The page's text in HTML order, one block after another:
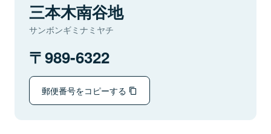
三本木南谷地
サンボンギミナミヤチ
989-6322
郵便番号をコピーする